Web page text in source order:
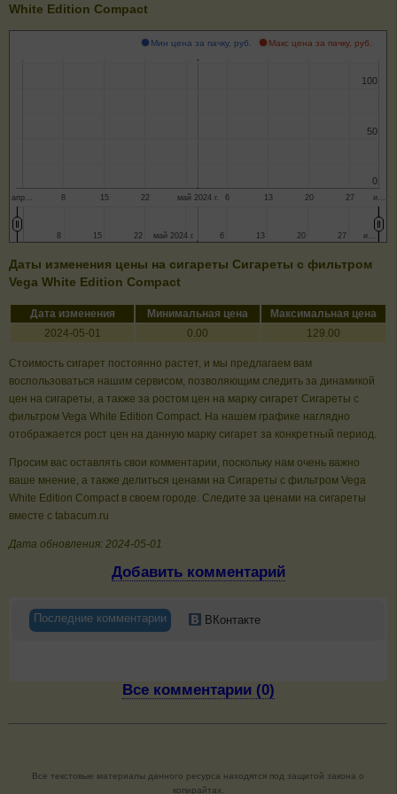
White Edition Compact
Мин цена за пачку, руб. Макс цена за пачку, руб.
апр… май 2024 г. и…
8 15 22 6 13 20 27
0
0
50
50
100
100
май 2024 г.
май 2024 г. и…
и…
8
8 15
15 22
22 6
6 13
13 20
20 27
27
Даты изменения цены на сигареты Сигареты с фильтром
Vega White Edition Compact
Дата изменения Минимальная цена
Максимальная цена
2024-05-01
0.00 129.00
Стоимость сигарет постоянно растет, и мы предлагаем вам
воспользоваться нашим сервисом, позволяющим следить за динамикой
цен на сигареты, а также за ростом цен на марку сигарет Сигареты с
фильтром Vega White Edition Compact. На нашем графике наглядно
отображается рост цен на данную марку сигарет за конкретный период.
Просим вас оставлять свои комментарии, поскольку нам очень важно
ваше мнение, а также делиться ценами на Сигареты с фильтром Vega
White Edition Compact в своем городе. Следите за ценами на сигареты
вместе с tabacum.ru
Дата обновления: 2024-05-01
Добавить комментарий
Последние комментарии ВКонтакте
Все комментарии (0)
Все текстовые материалы данного ресурса находятся под защитой закона о
копирайтах.